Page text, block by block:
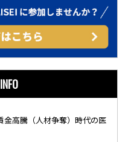
金高騰（人材争奪）時代の医